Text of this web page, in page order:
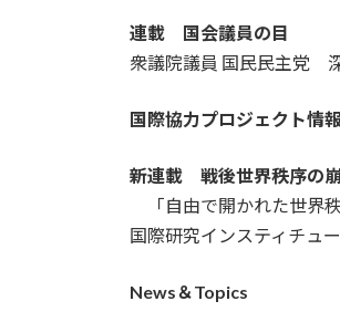
連載 国会議員の目
衆議院議員 国民民主党
国際協力プロジェクト情
新連載 戦後世界秩序の
「自由で開かれた世界
国際研究インスティチュ
News＆Topics